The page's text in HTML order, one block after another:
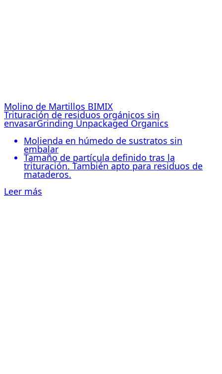
Molino de Martillos BIMIX
Trituración de residuos orgánicos sin
envasarGrinding Unpackaged Organics
Molienda en húmedo de sustratos sin
embalar
Tamaño de partícula definido tras la
trituración. También apto para residuos de
mataderos.
Leer más